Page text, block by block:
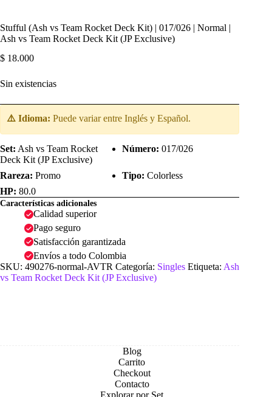
Stufful (Ash vs Team Rocket Deck Kit) | 017/026 | Normal |
Ash vs Team Rocket Deck Kit (JP Exclusive)
$ 18.000
Sin existencias
⚠️ Idioma: Puede variar entre Inglés y Español.
Set: Ash vs Team Rocket
Deck Kit (JP Exclusive)
Número: 017/026
Rareza: Promo Tipo: Colorless
HP: 80.0
Características adicionales
Calidad superior
Pago seguro
Satisfacción garantizada
Envíos a todo Colombia
SKU: 490276-normal-AVTR Categoría: Singles Etiqueta: Ash
vs Team Rocket Deck Kit (JP Exclusive)
Blog
Carrito
Checkout
Contacto
Explorar por Set